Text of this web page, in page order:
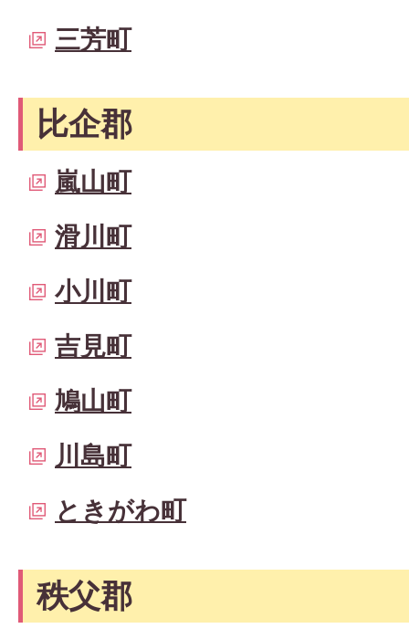
三芳町
比企郡
嵐山町
滑川町
小川町
吉見町
鳩山町
川島町
ときがわ町
秩父郡